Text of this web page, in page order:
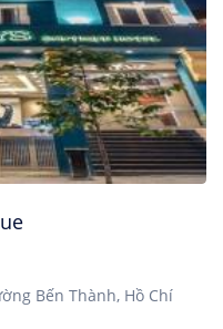
Bến Thành, Hồ Chí